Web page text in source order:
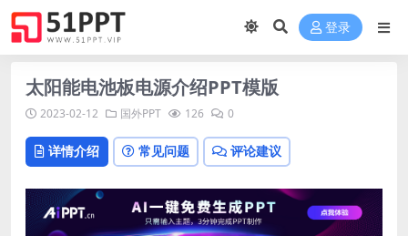
登录
太阳能电池板电源介绍PPT模版
2023-02-12 国外PPT 126 0
详情介绍 常见问题 评论建议